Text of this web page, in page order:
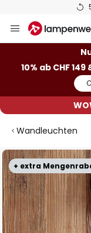
Inhalt
10% ab CHF 149
Wandleuchten
+ extra
Zum
Ende
der
Bildgalerie
springen